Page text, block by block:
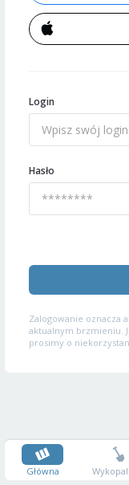
Login
Hasło
Zalogowanie oznacza
aktualnym brzmieniu.
prosimy o
Główna